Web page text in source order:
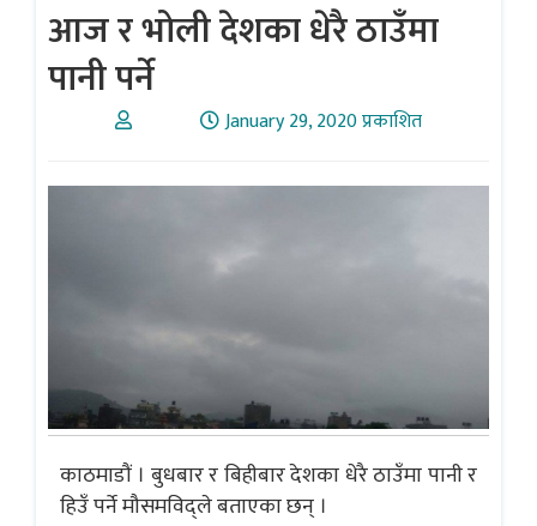
आज र भोली देशका धेरै ठाउँमा
पानी पर्ने
January 29, 2020 प्रकाशित
काठमाडौं । बुधबार र बिहीबार देशका धेरै ठाउँमा पानी र
हिउँ पर्ने मौसमविद्ले बताएका छन् ।